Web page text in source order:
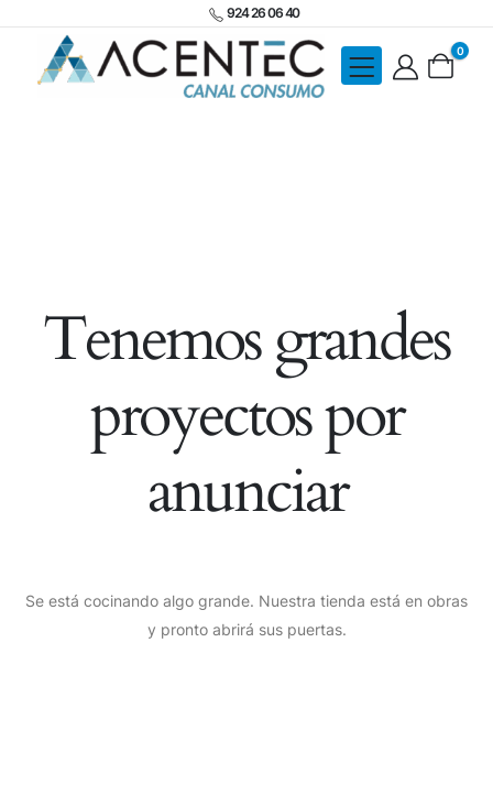
924 26 06 40
0
Tenemos grandes
proyectos por
anunciar
Se está cocinando algo grande. Nuestra tienda está en obras
y pronto abrirá sus puertas.